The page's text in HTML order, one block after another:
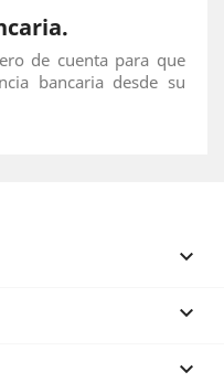
de cuenta para que
bancaria desde su


